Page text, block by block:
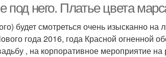
него. Платье цвета
будет смотреться очень изысканно
года 2016, года Красной огненной
, на корпоративное мероприятие